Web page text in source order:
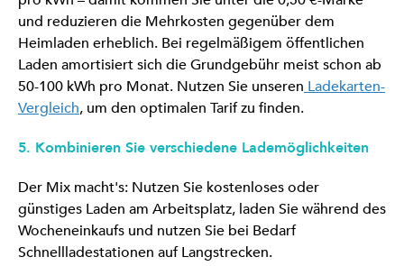
und reduzieren die Mehrkosten gegenüber dem
Heimladen erheblich. Bei regelmäßigem öffentlichen
Laden amortisiert sich die Grundgebühr meist schon ab
50-100 kWh pro Monat. Nutzen Sie unseren Ladekarten-
Vergleich, um den optimalen Tarif zu finden.
5. Kombinieren Sie verschiedene Lademöglichkeiten
Der Mix macht's: Nutzen Sie kostenloses oder
günstiges Laden am Arbeitsplatz, laden Sie während des
Wocheneinkaufs und nutzen Sie bei Bedarf
Schnellladestationen auf Langstrecken.